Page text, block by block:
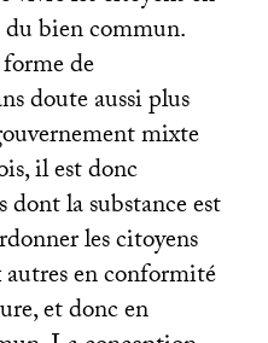
bien commun.
de
doute aussi plus
mixte
il est donc
dont la substance est
les citoyens
en conformité
et donc en